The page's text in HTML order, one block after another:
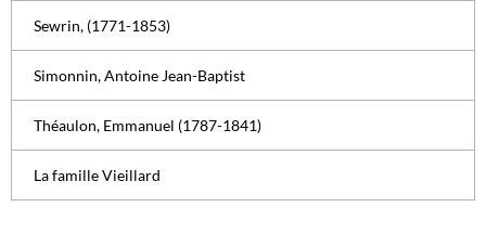
Sewrin, (1771-1853)
Simonnin, Antoine Jean-Baptist
Théaulon, Emmanuel (1787-1841)
La famille Vieillard